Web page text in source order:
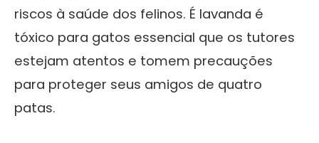
riscos à saúde dos felinos. É lavanda é
tóxico para gatos essencial que os tutores
estejam atentos e tomem precauções
para proteger seus amigos de quatro
patas.